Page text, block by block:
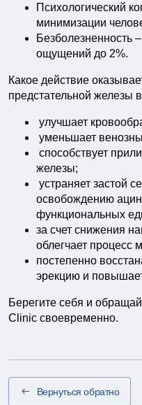
Психологический
минимизации
Безболезненность
ощущений до 2%.
Какое действие
предстательной железы
улучшает
уменьшает
способствует
железы;
устраняет застой
освобождению
функциональных
за счет снижения
облегчает процесс
постепенно
эрекцию и
Берегите себя и
Clinic своевременно.
Вернуться обратно